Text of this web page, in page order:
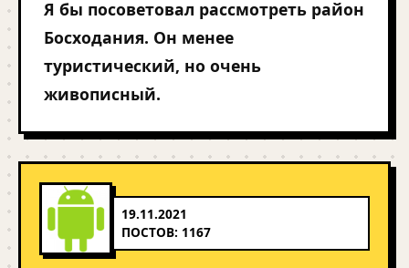
Я бы посоветовал рассмотреть район
Босходания. Он менее
туристический, но очень
живописный.
19.11.2021
ПОСТОВ: 1167